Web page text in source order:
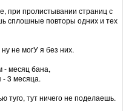
при пролистывании страниц с
сплошные повторы одних и тех
не могУ я без них.
- месяц бана,
- 3 месяца.
туго, тут ничего не поделаешь.